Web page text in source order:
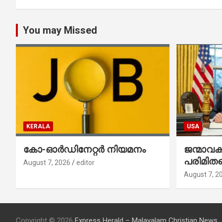
You may Missed
KERALA
കോ-ഓർഡിനേറ്റർ നിയമനം
August 7, 2026 editor
USA
രണ്ട്
August 7,